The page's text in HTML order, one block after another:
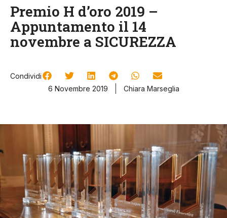
Premio H d’oro 2019 –
Appuntamento il 14
novembre a SICUREZZA
Condividi
6 Novembre 2019
Chiara Marseglia